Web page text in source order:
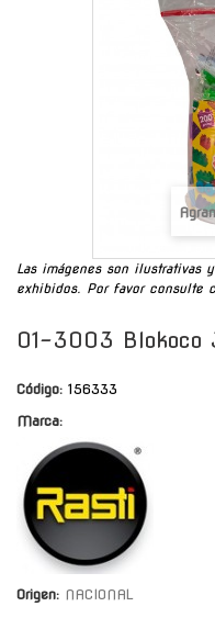
Las imágenes son
exhibidos. Por favor consulte
01-3003 Blokoco
Código: 156333
Marca:
Origen: NACIONAL